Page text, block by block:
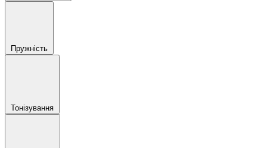
Пружність
Тонізування